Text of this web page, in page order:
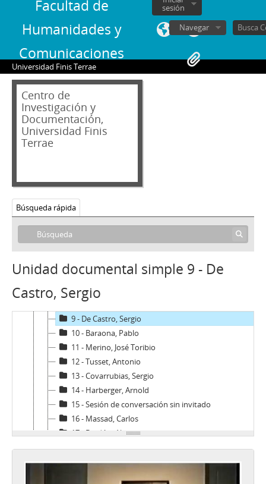
Facultad de
Humanidades y
Comunicaciones
sesión
Navegar
Universidad Finis Terrae
Centro de
Investigación y
Documentación,
Universidad Finis
Terrae
Búsqueda rápida
Unidad documental simple 9 - De
Castro, Sergio
00000 - Inventario Videos Testimoniales
1 - Conversación general
2 - Conversación general
3 - Zabala, José Luis
5 - Conversación general
6 - Calvo, Pedro
7 - Cauas, Jorge
8 - Danús, Luis
9 - De Castro, Sergio
10 - Baraona, Pablo
11 - Merino, José Toribio
12 - Tusset, Antonio
13 - Covarrubias, Sergio
14 - Harberger, Arnold
15 - Sesión de conversación sin invitado
16 - Massad, Carlos
17 - Bardón, Alvaro
18 - Léniz, Fernando
19 - Troncoso, Arturo
20 - De Castro, Sergio